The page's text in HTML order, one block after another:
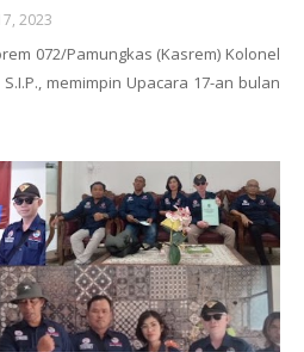
2023
072/Pamungkas (Kasrem) Kolonel
memimpin Upacara 17-an bulan